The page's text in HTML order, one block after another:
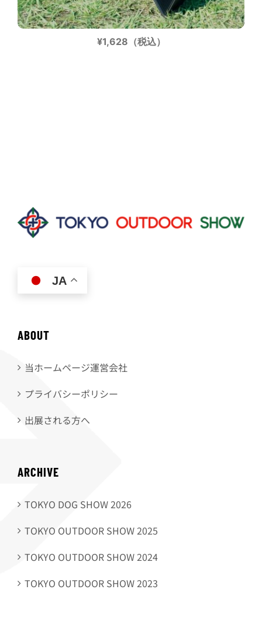
¥1,628（税込）
JA
ABOUT
当ホームページ運営会社
プライバシーポリシー
出展される方へ
ARCHIVE
TOKYO DOG SHOW 2026
TOKYO OUTDOOR SHOW 2025
TOKYO OUTDOOR SHOW 2024
TOKYO OUTDOOR SHOW 2023